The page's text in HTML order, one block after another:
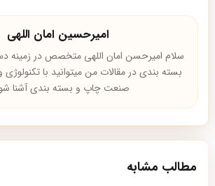
امیرحسین امان اللهی
سلام امیرحسن امان اللهی متخصص در زمینه
بسته بندی در مقالات من میتوانید با
صنعت چاپ و بسته بندی آشنا
مطالب مشابه